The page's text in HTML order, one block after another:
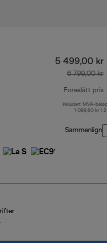
5 499,00 kr
6 799,00 kr
Foreslått pris
Inkludert MVA-
1 099,80 kr (
Sammenlign